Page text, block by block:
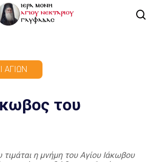
ΠΡΟΓΡΑΜΜΑ
ΒΙΝΤΕΟ
ΑΓΊΩΝ
του
η μνήμη του Αγίου Ιάκωβου